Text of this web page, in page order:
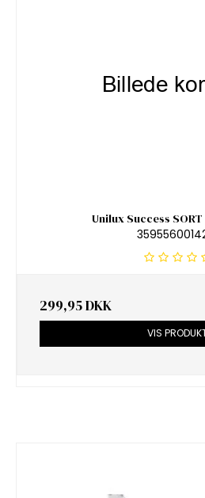
Unilux Success
299,95 DKK
VIS